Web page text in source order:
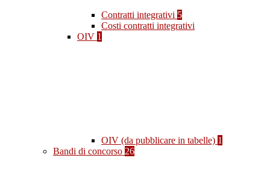
Contratti integrativi 5
Costi contratti integrativi
OIV 1
OIV (da pubblicare in tabelle) 1
Bandi di concorso 26